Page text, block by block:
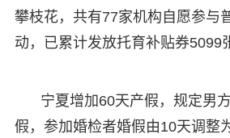
攀枝花，共有77家机构自愿参与
动，已累计发放托育补贴券5099
宁夏增加60天产假，规定男
假，参加婚检者婚假由10天调整